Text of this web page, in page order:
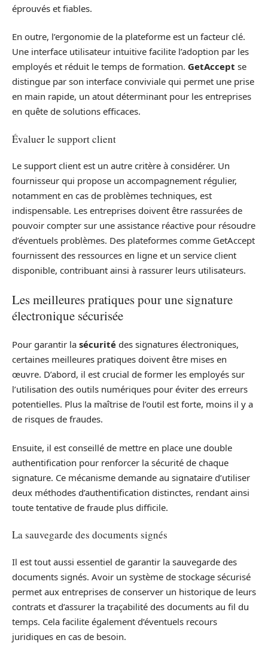
éprouvés et fiables.
En outre, l’ergonomie de la plateforme est un facteur clé.
Une interface utilisateur intuitive facilite l’adoption par les
employés et réduit le temps de formation. GetAccept se
distingue par son interface conviviale qui permet une prise
en main rapide, un atout déterminant pour les entreprises
en quête de solutions efficaces.
Évaluer le support client
Le support client est un autre critère à considérer. Un
fournisseur qui propose un accompagnement régulier,
notamment en cas de problèmes techniques, est
indispensable. Les entreprises doivent être rassurées de
pouvoir compter sur une assistance réactive pour résoudre
d’éventuels problèmes. Des plateformes comme GetAccept
fournissent des ressources en ligne et un service client
disponible, contribuant ainsi à rassurer leurs utilisateurs.
Les meilleures pratiques pour une signature
électronique sécurisée
Pour garantir la sécurité des signatures électroniques,
certaines meilleures pratiques doivent être mises en
œuvre. D’abord, il est crucial de former les employés sur
l’utilisation des outils numériques pour éviter des erreurs
potentielles. Plus la maîtrise de l’outil est forte, moins il y a
de risques de fraudes.
Ensuite, il est conseillé de mettre en place une double
authentification pour renforcer la sécurité de chaque
signature. Ce mécanisme demande au signataire d’utiliser
deux méthodes d’authentification distinctes, rendant ainsi
toute tentative de fraude plus difficile.
La sauvegarde des documents signés
Il est tout aussi essentiel de garantir la sauvegarde des
documents signés. Avoir un système de stockage sécurisé
permet aux entreprises de conserver un historique de leurs
contrats et d’assurer la traçabilité des documents au fil du
temps. Cela facilite également d’éventuels recours
juridiques en cas de besoin.